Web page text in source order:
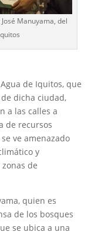
Manuyama, del
de Iquitos, que
dicha ciudad,
a las calles a
de recursos
ve amenazado
y
de
quien es
de los bosques
se ubica a una